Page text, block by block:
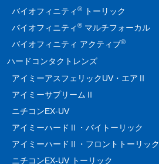
バイオフィニティ ®
トーリック
バイオフィニティ ® マルチフォーカル
バイオフィニティ アクティブ®
ハードコンタクトレンズ
アイミーアスフェリックUV・エアⅡ
アイミーサプリームⅡ
ニチコンEX-UV
アイミーハードⅡ・バイトーリック
アイミーハードⅡ・フロントトーリック
ニチコンEX-UV トーリック